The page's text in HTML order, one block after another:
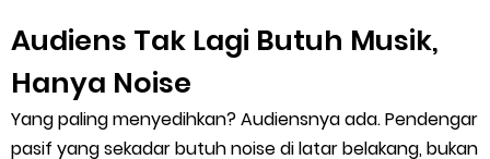
Audiens Tak Lagi Butuh Musik,
Hanya Noise
Yang paling menyedihkan? Audiensnya ada. Pendengar
pasif yang sekadar butuh noise di latar belakang, bukan